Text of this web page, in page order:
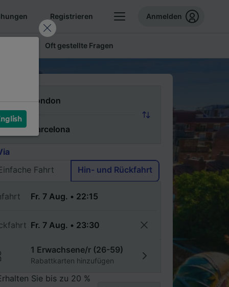
Registrieren Anmelden
Oft gestellte Fragen
Fahrt
Hin- und Rückfahrt
1 Erwachsene/r (26-59)
Rabattkarten hinzufügen
Sie bis zu 20 %